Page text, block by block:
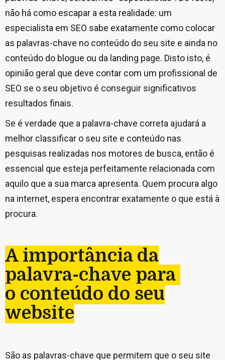
não há como escapar a esta realidade: um
especialista em SEO sabe exatamente como colocar
as palavras-chave no conteúdo do seu site e ainda no
conteúdo do blogue ou da landing page. Disto isto, é
opinião geral que deve contar com um profissional de
SEO se o seu objetivo é conseguir significativos
resultados finais.
Se é verdade que a palavra-chave correta ajudará a
melhor classificar o seu site e conteúdo nas
pesquisas realizadas nos motores de busca, então é
essencial que esteja perfeitamente relacionada com
aquilo que a sua marca apresenta. Quem procura algo
na internet, espera encontrar exatamente o que está à
procura.
A importância da
palavra-chave para
o conteúdo do seu
website
São as palavras-chave que permitem que o seu site